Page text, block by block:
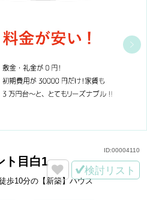
ト目白1
歩10分の【新築】ハウス
検討リスト
ID:00004110